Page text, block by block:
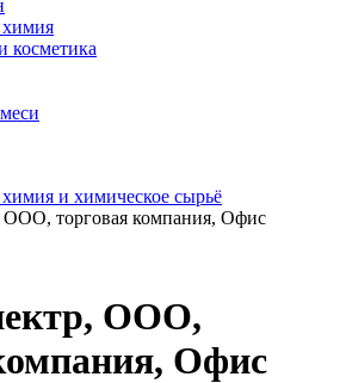
косметика
и химическое сырьё
ООО, торговая компания, Офис
ООО,
Офис